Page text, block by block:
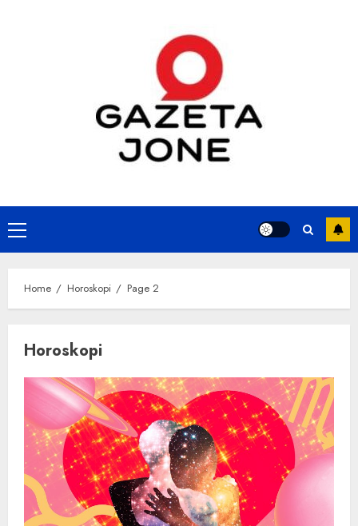
Primary
Menu
Home Horoskopi Page 2
Horoskopi